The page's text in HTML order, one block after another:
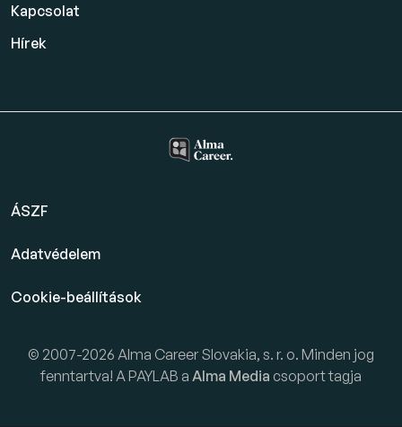
Kapcsolat
Hírek
ÁSZF
Adatvédelem
Cookie-beállítások
© 2007-2026 Alma Career Slovakia, s. r. o. Minden jog
fenntartva! A PAYLAB a Alma Media csoport tagja